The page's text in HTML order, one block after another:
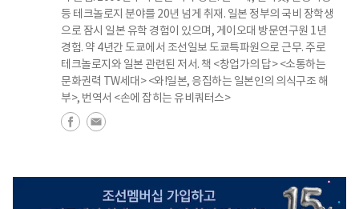
등 테크놀로지 분야를 20년 넘게 취재. 일본 정부의 국비 장학생
으로 잠시 일본 유학 경험이 있으며, 게이오대 방문연구원 1년
경험. 약 4년간 도쿄에서 조선일보 도쿄특파원으로 근무. 주로
테크놀로지와 일본 관련된 저서. 책 <창업가의 답> <소통하는
문화권력 TW세대> <와!일본, 응집하는 일본인의 의식구조 해
부>, 번역서 <손에 잡히는 유비쿼터스>